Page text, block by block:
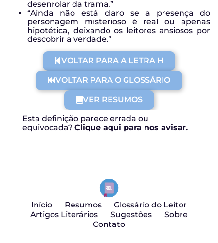
desenrolar da trama.”
“Ainda não está claro se a presença do
personagem misterioso é real ou apenas
hipotética, deixando os leitores ansiosos por
descobrir a verdade.”
VOLTAR PARA A LETRA H
VOLTAR PARA O GLOSSÁRIO
VER RESUMOS
Esta definição parece errada ou
equivocada? Clique aqui para nos avisar.
Início Resumos
Glossário do Leitor
Artigos Literários
Sugestões
Sobre
Contato